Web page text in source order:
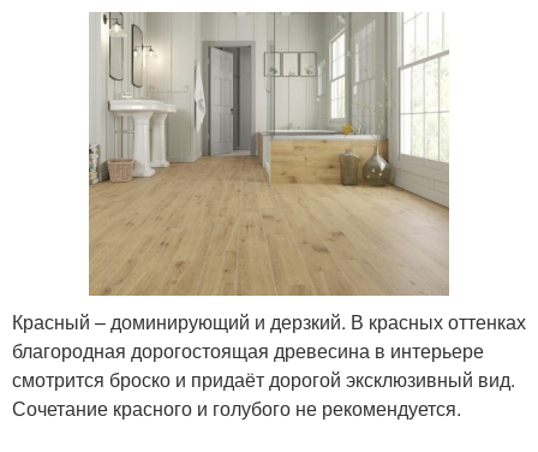
Красный – доминирующий и дерзкий. В красных оттенках
благородная дорогостоящая древесина в интерьере
смотрится броско и придаёт дорогой эксклюзивный вид.
Сочетание красного и голубого не рекомендуется.